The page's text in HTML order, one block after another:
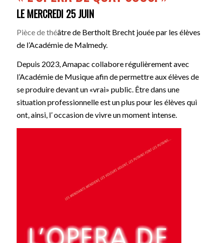
LE MERCREDI 25 JUIN
Pièce de théâtre de Bertholt Brecht jouée par les élèves
de l’Académie de Malmedy.
Depuis 2023, Amapac collabore régulièrement avec
l’Académie de Musique afin de permettre aux élèves de
se produire devant un «vrai» public. Être dans une
situation professionnelle est un plus pour les élèves qui
ont, ainsi, l’ occasion de vivre un moment intense.